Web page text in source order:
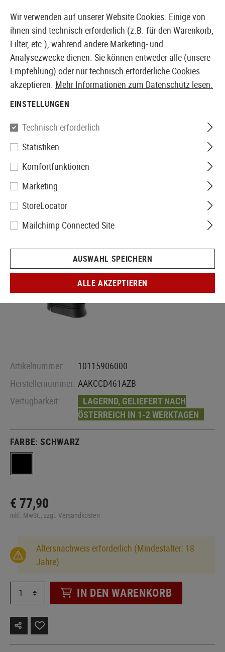
EUROPÄISCHER AIRSOFT SHOP & GROßHÄNDLER
KWC
PT24/7 V2 Metal Version Co2
Artikelnummer:
10115906000
Herstellernummer: AAKCCD461AZB
Verfügbarkeit:
LAGERND, GELIEFERT NACH
ÖSTERREICH IN 1-2 WERKTAGEN
FARBE:SCHWARZ
€ 77,90
inkl. MwSt., zzgl. Versandkosten
Altersnachweis erforderlich (Mindestalter: 18
Jahre)
IN DEN WARENKORB
Wir verwenden auf unserer Website Cookies. Einige von
ihnen sind technisch erforderlich (z.B. für den Warenkorb,
Filter, etc.), während andere Marketing- und
Analysezwecke dienen. Sie können entweder alle (unsere
Empfehlung) oder nur technisch erforderliche Cookies
akzeptieren. Mehr Informationen zum Datenschutz lesen.
EINSTELLUNGEN
Technisch erforderlich
Statistiken
Komfortfunktionen
Marketing
StoreLocator
Mailchimp Connected Site
AUSWAHL SPEICHERN
ALLE AKZEPTIEREN